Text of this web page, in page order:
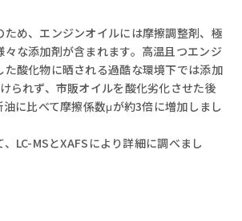
ため、エンジンオイルには摩擦調整剤、極
な添加剤が含まれます。高温且つエンジ
た酸化物に晒される過酷な環境下では添加
られず、市販オイルを酸化劣化させた後
油に比べて摩擦係数μが約3倍に増加しまし
LC-MSとXAFSにより詳細に調べまし